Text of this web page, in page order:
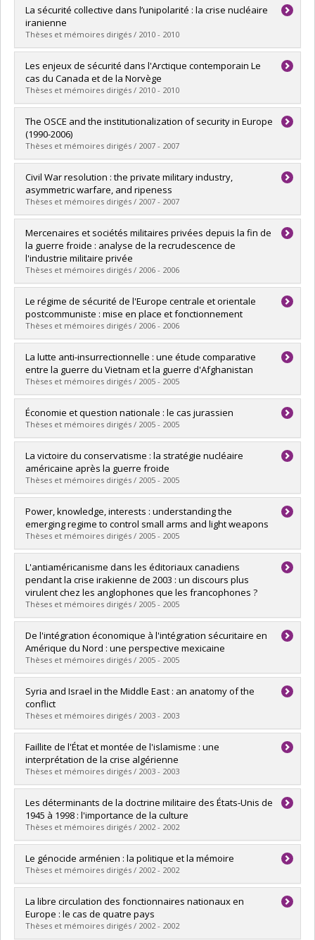
Diplômé(e) :Rivard Piché, Gaëlle
Cycle :Maîtrise
Diplôme obtenu :M. Sc.
Lien vers le document dans Papyrus
La sécurité collective dans l’unipolarité : la crise nucléaire
iranienne
Thèses et mémoires dirigés / 2010 - 2010
Diplômé(e) :Lounnas, Djallil
Cycle : Doctorat
Diplôme obtenu :Ph. D.
Lien vers le document dans Papyrus
Les enjeux de sécurité dans l'Arctique contemporain Le
cas du Canada et de la Norvège
Thèses et mémoires dirigés / 2010 - 2010
Diplômé(e) :Perreault, François
Cycle :Maîtrise
Diplôme obtenu :M. Sc.
Lien vers le document dans Papyrus
The OSCE and the institutionalization of security in Europe
(1990-2006)
Thèses et mémoires dirigés / 2007 - 2007
Diplômé(e) :Forget-Vandemoortele, Antoine
Cycle :Maîtrise
Diplôme obtenu :M. Sc.
Lien vers le document dans Papyrus
Civil War resolution : the private military industry,
asymmetric warfare, and ripeness
Thèses et mémoires dirigés / 2007 - 2007
Diplômé(e) : Bode, Daisy-Ivy
Cycle :Maîtrise
Diplôme obtenu :M. Sc.
Lien vers le document dans Papyrus
Mercenaires et sociétés militaires privées depuis la fin de
la guerre froide : analyse de la recrudescence de
l'industrie militaire privée
Thèses et mémoires dirigés / 2006 - 2006
Diplômé(e) : Carette, Alexandre
Cycle :Maîtrise
Diplôme obtenu :M. Sc.
Lien vers le document dans Papyrus
Le régime de sécurité de l'Europe centrale et orientale
postcommuniste : mise en place et fonctionnement
Thèses et mémoires dirigés / 2006 - 2006
Diplômé(e) :Tudoroiu, Theodor
Cycle :Doctorat
Diplôme obtenu :Ph. D.
Lien vers le document dans Papyrus
La lutte anti-insurrectionnelle : une étude comparative
entre la guerre du Vietnam et la guerre d'Afghanistan
Thèses et mémoires dirigés / 2005 - 2005
Diplômé(e) :Roberge Lanteigne, Pierre-Marc
Cycle : Maîtrise
Diplôme obtenu :M. Sc.
Lien vers le document dans Papyrus
Économie et question nationale : le cas jurassien
Thèses et mémoires dirigés / 2005 - 2005
Diplômé(e) : Légère, Gabriel-André
Cycle :Maîtrise
Diplôme obtenu :M. Sc.
Lien vers le document dans Papyrus
La victoire du conservatisme : la stratégie nucléaire
américaine après la guerre froide
Thèses et mémoires dirigés / 2005 - 2005
Diplômé(e) :Brisson, Daniel
Cycle :Maîtrise
Diplôme obtenu :M. Sc.
Lien vers le document dans Papyrus
Power, knowledge, interests : understanding the
emerging regime to control small arms and light weapons
Thèses et mémoires dirigés / 2005 - 2005
Diplômé(e) :Lloyd, Carolyn Elizabeth
Cycle :Doctorat
Diplôme obtenu :Ph. D.
Lien vers le document dans Papyrus
L'antiaméricanisme dans les éditoriaux canadiens
pendant la crise irakienne de 2003 : un discours plus
virulent chez les anglophones que les francophones ?
Thèses et mémoires dirigés / 2005 - 2005
Diplômé(e) :Fortin, Sara
Cycle :Maîtrise
Diplôme obtenu :M. Sc.
Lien vers le document dans Papyrus
De l'intégration économique à l'intégration sécuritaire en
Amérique du Nord : une perspective mexicaine
Thèses et mémoires dirigés / 2005 - 2005
Diplômé(e) :Osuna, Victoria Miriam
Cycle :Maîtrise
Diplôme obtenu :M. Sc.
Lien vers le document dans Papyrus
Syria and Israel in the Middle East : an anatomy of the
conflict
Thèses et mémoires dirigés / 2003 - 2003
Diplômé(e) :Khatib, Line
Cycle :Maîtrise
Diplôme obtenu :M. Sc.
Lien vers le document dans Papyrus
Faillite de l'État et montée de l'islamisme : une
interprétation de la crise algérienne
Thèses et mémoires dirigés / 2003 - 2003
Diplômé(e) :Ould Moussa, Hakima
Cycle : Maîtrise
Diplôme obtenu :M. Sc.
Lien vers le document dans Papyrus
Les déterminants de la doctrine militaire des États-Unis de
1945 à 1998 : l'importance de la culture
Thèses et mémoires dirigés / 2002 - 2002
Diplômé(e) :Charbonneau, Bruno
Cycle : Maîtrise
Diplôme obtenu :M. Sc.
Lien vers le document dans Papyrus
Le génocide arménien : la politique et la mémoire
Thèses et mémoires dirigés / 2002 - 2002
Diplômé(e) :Karamanoukian, Mirna
Cycle :Maîtrise
Diplôme obtenu :M. Sc.
La libre circulation des fonctionnaires nationaux en
Europe : le cas de quatre pays
Thèses et mémoires dirigés / 2002 - 2002